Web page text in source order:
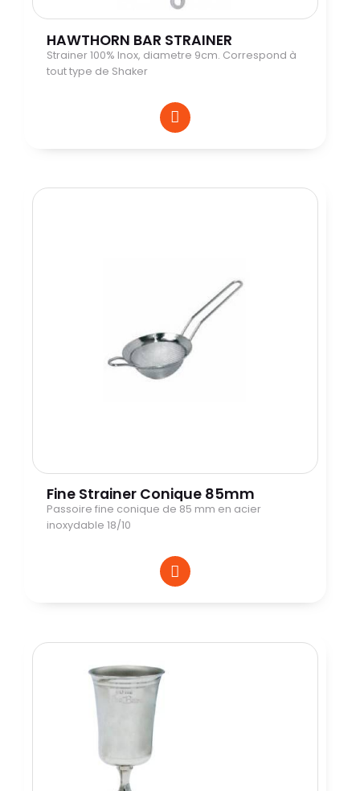
HAWTHORN BAR STRAINER
Strainer 100% Inox, diametre 9cm. Correspond à
tout type de Shaker
Fine Strainer Conique 85mm
Passoire fine conique de 85 mm en acier
inoxydable 18/10